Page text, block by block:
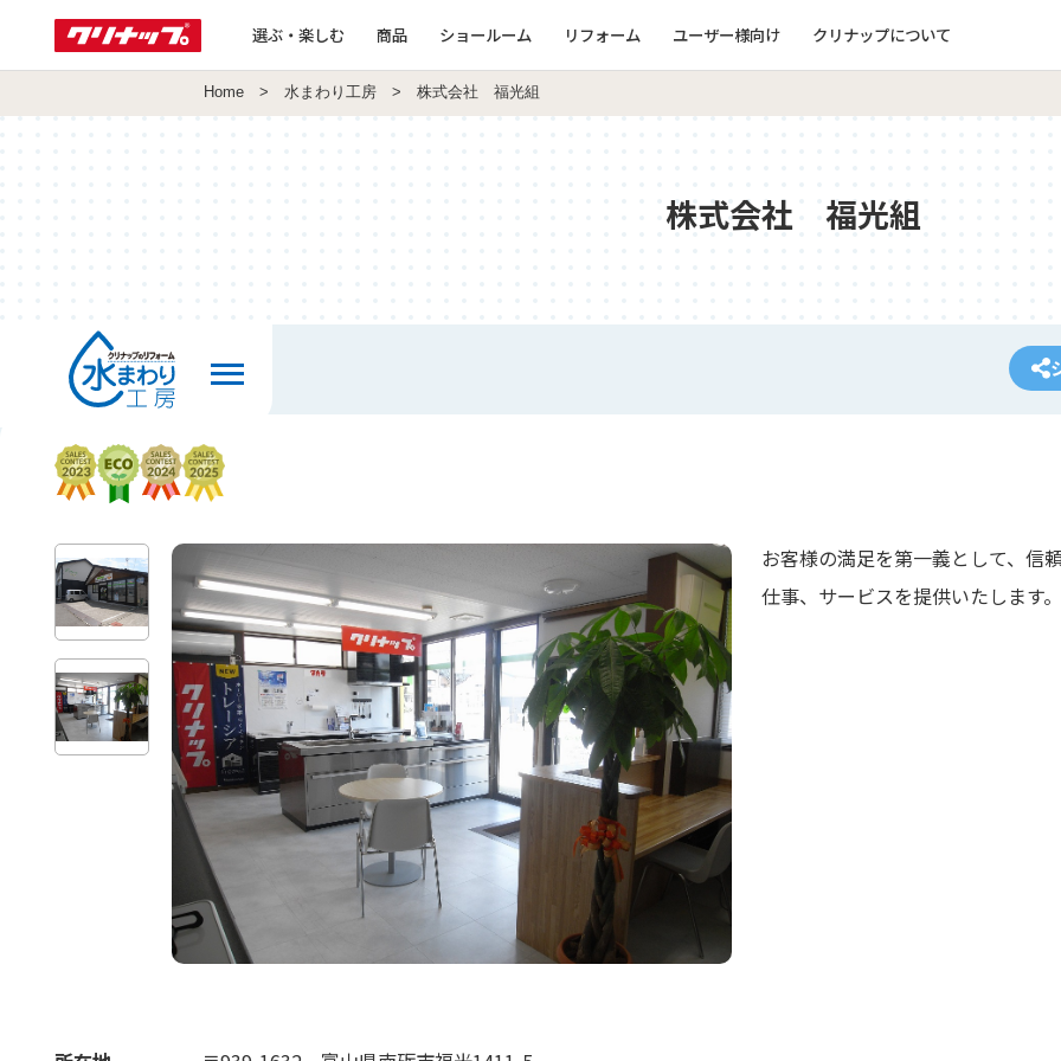
選ぶ・楽しむ 商品 ショールーム リフォーム ユーザー様向け クリナップについて
Home > 水まわり工房 > 株式会社 福光組
株式会社 福光組
お客様の満足を第一義として、信
仕事、サービスを提供いたします。